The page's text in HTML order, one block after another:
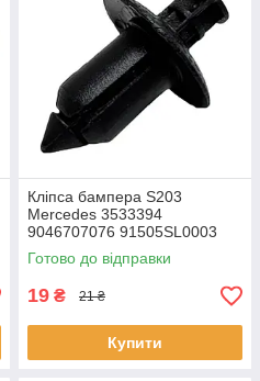
Кліпса бампера S203
Mercedes 3533394
9046707076 91505SL0003
Готово до відправки
19 ₴ 21 ₴
Купити